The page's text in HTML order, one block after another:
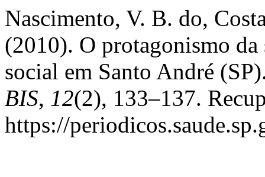
Nascimento, V. B. do,
(2010). O protagonismo da
social em Santo André
BIS, 12(2), 133–137.
https://